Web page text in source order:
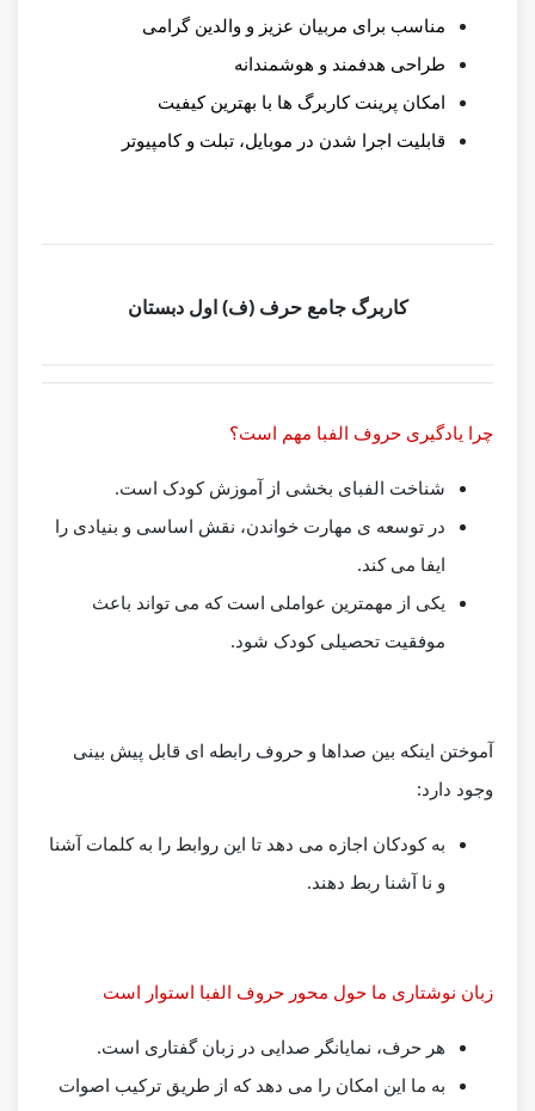
مناسب برای مربیان عزیز و والدین گرامی
طراحی هدفمند و هوشمندانه
امکان پرینت کاربرگ ها با بهترین کیفیت
قابلیت اجرا شدن در موبایل، تبلت و کامپیوتر
کاربرگ جامع حرف (ف) اول دبستان
چرا یادگیری حروف الفبا مهم است؟
شناخت الفبای بخشی از آموزش کودک است.
در توسعه ی مهارت خواندن، نقش اساسی و بنیادی را
ایفا می کند.
یکی از مهمترین عواملی است که می تواند باعث
موفقیت تحصیلی کودک شود.
آموختن اینكه بین صداها و حروف رابطه ای قابل پیش بینی
وجود دارد:
به كودكان اجازه می دهد تا این روابط را به كلمات آشنا
و نا آشنا ربط دهند.
زبان نوشتاری ما حول محور حروف الفبا استوار است
هر حرف، نمایانگر صدایی در زبان گفتاری است.
به ما این امکان را می دهد که از طریق ترکیب اصوات